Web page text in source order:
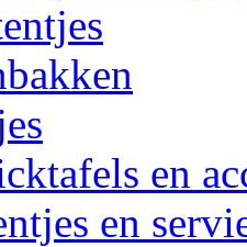
en
en